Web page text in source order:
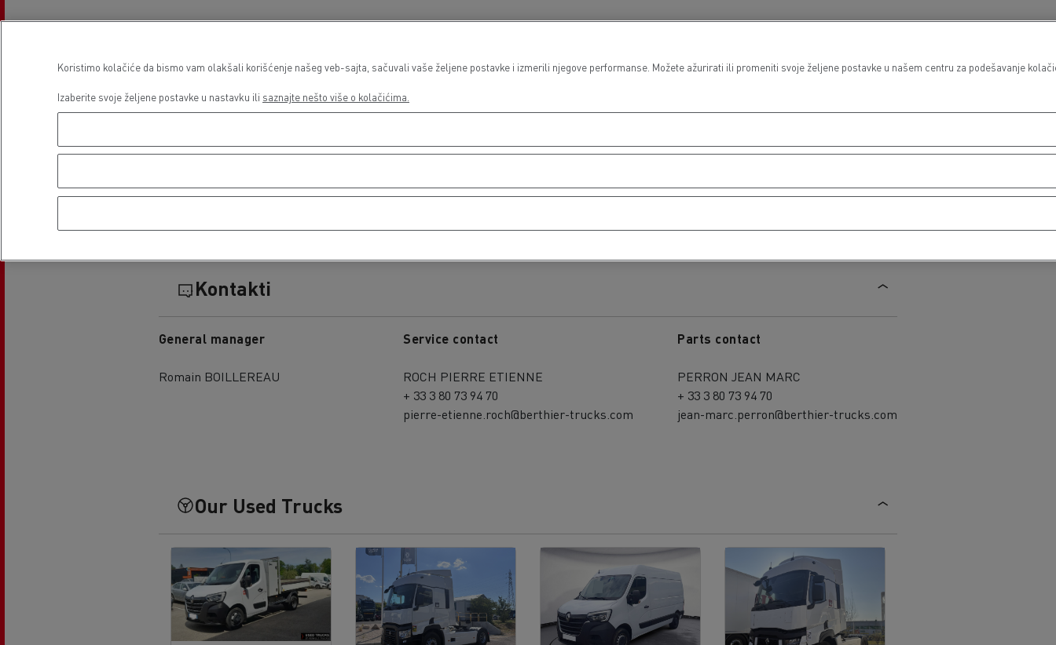
Prodaja
Ponedeljak08:00 - 12:00 / 13:30 - 17:30
Utorak
08:00 - 12:00 / 13:30 - 17:30
Sreda
08:00 - 12:00 / 13:30 - 17:30
Četvrtak
08:00 - 12:00 / 13:30 - 17:30
Subota
-
Usluge
Ponedeljak08:00 - 12:00 / 13:30 - 17:30
Sreda
08:00 - 12:00 / 13:30 - 17:30
Četvrtak
08:00 - 12:00 / 13:30 - 17:30
Subota
-
Delovi
Ponedeljak08:00 - 12:00 / 13:30 - 17:30
Sreda
08:00 - 12:00 / 13:30 - 17:30
Četvrtak
08:00 - 12:00 / 13:30 - 17:30
Subota
-
Kontakti
General manager
Romain BOILLEREAU
Service contact
ROCH PIERRE ETIENNE
+ 33 3 80 73 94 70
pierre-etienne.roch@berthier-trucks.com
Parts contact
PERRON JEAN MARC
+ 33 3 80 73 94 70
jean-marc.perron@berthier-trucks.com
Our Used Trucks
Koristimo kolačiće da bismo vam olakšali korišćenje našeg veb-sajta, sačuvali vaše željene postavke i izmerili njegove performanse. Možete ažurirati ili promeniti svoje željene postavke u našem centru za podešavanje
Izaberite svoje željene postavke u nastavku ili saznajte nešto više o kolačićima.